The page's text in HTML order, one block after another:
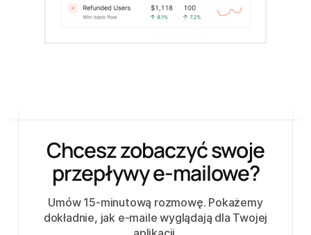
Chcesz zobaczyć swoje
przepływy e-mailowe?
Umów 15-minutową rozmowę. Pokażemy
dokładnie, jak e-maile wyglądają dla Twojej